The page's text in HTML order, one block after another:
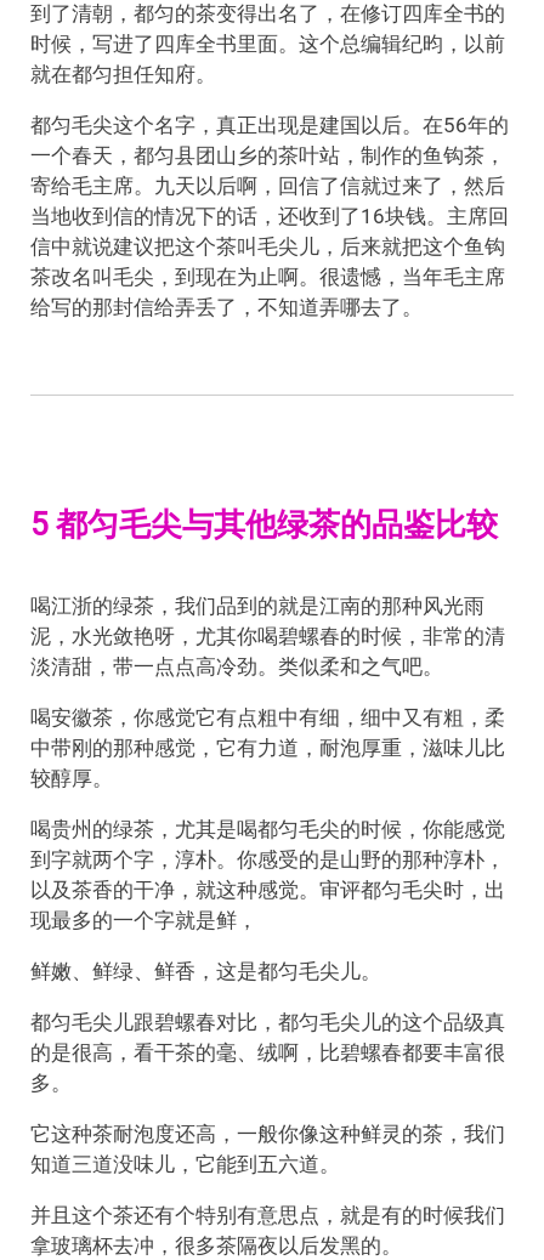
到了清朝，都匀的茶变得出名了，在修订四库全书的
时候，写进了四库全书里面。这个总编辑纪昀，以前
就在都匀担任知府。
都匀毛尖这个名字，真正出现是建国以后。在56年的
一个春天，都匀县团山乡的茶叶站，制作的鱼钩茶，
寄给毛主席。九天以后啊，回信了信就过来了，然后
当地收到信的情况下的话，还收到了16块钱。主席回
信中就说建议把这个茶叫毛尖儿，后来就把这个鱼钩
茶改名叫毛尖，到现在为止啊。很遗憾，当年毛主席
给写的那封信给弄丢了，不知道弄哪去了。
5 都匀毛尖与其他绿茶的品鉴比较
喝江浙的绿茶，我们品到的就是江南的那种风光雨
泥，水光敛艳呀，尤其你喝碧螺春的时候，非常的清
淡清甜，带一点点高冷劲。类似柔和之气吧。
喝安徽茶，你感觉它有点粗中有细，细中又有粗，柔
中带刚的那种感觉，它有力道，耐泡厚重，滋味儿比
较醇厚。
喝贵州的绿茶，尤其是喝都匀毛尖的时候，你能感觉
到字就两个字，淳朴。你感受的是山野的那种淳朴，
以及茶香的干净，就这种感觉。审评都匀毛尖时，出
现最多的一个字就是鲜，
鲜嫩、鲜绿、鲜香，这是都匀毛尖儿。
都匀毛尖儿跟碧螺春对比，都匀毛尖儿的这个品级真
的是很高，看干茶的毫、绒啊，比碧螺春都要丰富很
多。
它这种茶耐泡度还高，一般你像这种鲜灵的茶，我们
知道三道没味儿，它能到五六道。
并且这个茶还有个特别有意思点，就是有的时候我们
拿玻璃杯去冲，很多茶隔夜以后发黑的。